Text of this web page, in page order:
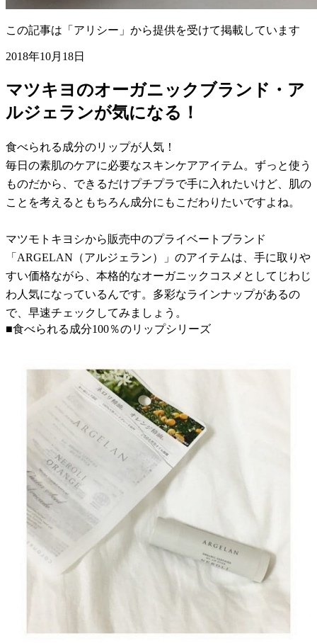
この記事は「アリシー」から提供を受けて掲載しています
2018年10月18日
マツキヨのオーガニックブランド・ア
ルジェランが気になる！
食べられる成分のリップが人気！
毎日の素肌のケアに必要なスキンケアアイテム。ずっと使う
ものだから、できるだけプチプラで手に入れたいけど、肌の
ことを考えるともちろん成分にもこだわりたいですよね。
マツモトキヨシから販売中のプライベートブランド
「ARGELAN（アルジェラン）」のアイテムは、手に取りや
すい価格ながら、本格的なオーガニックコスメとしてじわじ
わ人気になっているんです。多彩なラインナップがあるの
で、早速チェックしてみましょう。
■食べられる成分100％のリップシリーズ